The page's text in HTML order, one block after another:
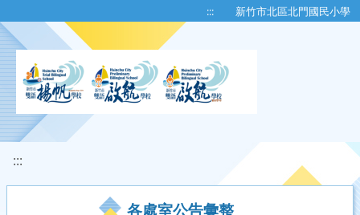
::: 新竹市北區北門國民小學
:::
各處室公告彙整